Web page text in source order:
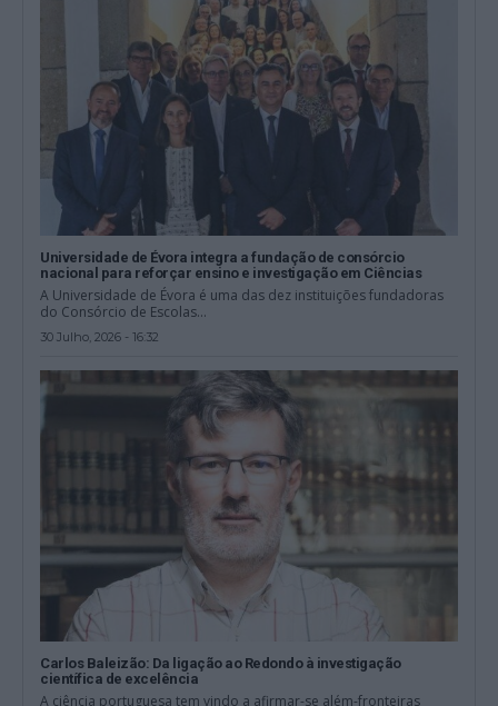
Universidade de Évora integra a fundação de consórcio
nacional para reforçar ensino e investigação em Ciências
A Universidade de Évora é uma das dez instituições fundadoras
do Consórcio de Escolas...
30 Julho, 2026 - 16:32
Carlos Baleizão: Da ligação ao Redondo à investigação
científica de excelência
A ciência portuguesa tem vindo a afirmar-se além-fronteiras